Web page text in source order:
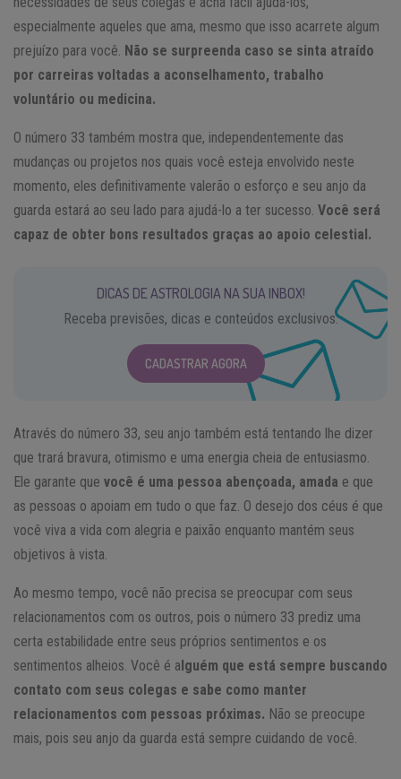
especialmente aqueles que ama, mesmo que isso acarrete algum
prejuízo para você. Não se surpreenda caso se sinta atraído
por carreiras voltadas a aconselhamento, trabalho
voluntário ou medicina.
O número 33 também mostra que, independentemente das
mudanças ou projetos nos quais você esteja envolvido neste
momento, eles definitivamente valerão o esforço e seu anjo da
guarda estará ao seu lado para ajudá-lo a ter sucesso. Você será
capaz de obter bons resultados graças ao apoio celestial.
DICAS DE ASTROLOGIA NA SUA INBOX!
Receba previsões, dicas e conteúdos exclusivos.
CADASTRAR AGORA
Através do número 33, seu anjo também está tentando lhe dizer
que trará bravura, otimismo e uma energia cheia de entusiasmo.
Ele garante que você é uma pessoa abençoada, amada e que
as pessoas o apoiam em tudo o que faz. O desejo dos céus é que
você viva a vida com alegria e paixão enquanto mantém seus
objetivos à vista.
Ao mesmo tempo, você não precisa se preocupar com seus
relacionamentos com os outros, pois o número 33 prediz uma
certa estabilidade entre seus próprios sentimentos e os
sentimentos alheios. Você é alguém que está sempre buscando
contato com seus colegas e sabe como manter
relacionamentos com pessoas próximas. Não se preocupe
mais, pois seu anjo da guarda está sempre cuidando de você.